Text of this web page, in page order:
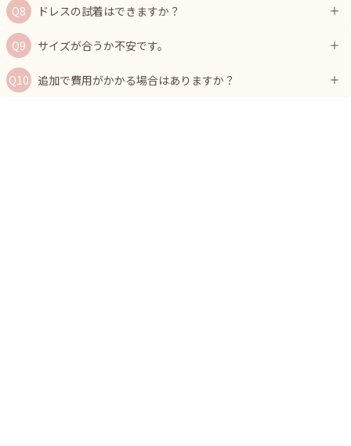
ドレスの試着はできますか？
サイズが合うか不安です。
追加で費用がかかる場合はありますか？